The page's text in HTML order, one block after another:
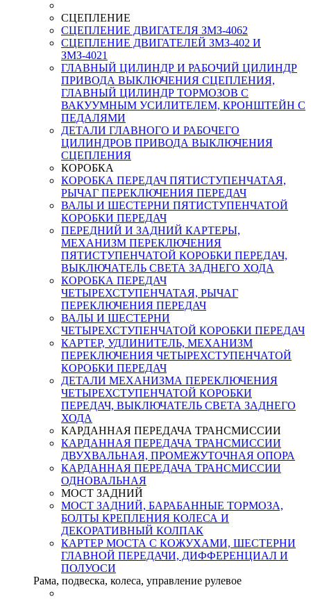
СЦЕПЛЕНИЕ
СЦЕПЛЕНИЕ ДВИГАТЕЛЯ ЗМЗ-4062
СЦЕПЛЕНИЕ ДВИГАТЕЛЕЙ ЗМЗ-402 И
ЗМЗ-4021
ГЛАВНЫЙ ЦИЛИНДР И РАБОЧИЙ ЦИЛИНДР
ПРИВОДА ВЫКЛЮЧЕНИЯ СЦЕПЛЕНИЯ,
ГЛАВНЫЙ ЦИЛИНДР ТОРМОЗОВ С
ВАКУУМНЫМ УСИЛИТЕЛЕМ, КРОНШТЕЙН С
ПЕДАЛЯМИ
ДЕТАЛИ ГЛАВНОГО И РАБОЧЕГО
ЦИЛИНДРОВ ПРИВОДА ВЫКЛЮЧЕНИЯ
СЦЕПЛЕНИЯ
КОРОБКА
КОРОБКА ПЕРЕДАЧ ПЯТИСТУПЕНЧАТАЯ,
РЫЧАГ ПЕРЕКЛЮЧЕНИЯ ПЕРЕДАЧ
ВАЛЫ И ШЕСТЕРНИ ПЯТИСТУПЕНЧАТОЙ
КОРОБКИ ПЕРЕДАЧ
ПЕРЕДНИЙ И ЗАДНИЙ КАРТЕРЫ,
МЕХАНИЗМ ПЕРЕКЛЮЧЕНИЯ
ПЯТИСТУПЕНЧАТОЙ КОРОБКИ ПЕРЕДАЧ,
ВЫКЛЮЧАТЕЛЬ СВЕТА ЗАДНЕГО ХОДА
КОРОБКА ПЕРЕДАЧ
ЧЕТЫРЕХСТУПЕНЧАТАЯ, РЫЧАГ
ПЕРЕКЛЮЧЕНИЯ ПЕРЕДАЧ
ВАЛЫ И ШЕСТЕРНИ
ЧЕТЫРЕХСТУПЕНЧАТОЙ КОРОБКИ ПЕРЕДАЧ
КАРТЕР, УДЛИНИТЕЛЬ, МЕХАНИЗМ
ПЕРЕКЛЮЧЕНИЯ ЧЕТЫРЕХСТУПЕНЧАТОЙ
КОРОБКИ ПЕРЕДАЧ
ДЕТАЛИ МЕХАНИЗМА ПЕРЕКЛЮЧЕНИЯ
ЧЕТЫРЕХСТУПЕНЧАТОЙ КОРОБКИ
ПЕРЕДАЧ, ВЫКЛЮЧАТЕЛЬ СВЕТА ЗАДНЕГО
ХОДА
КАРДАННАЯ ПЕРЕДАЧА ТРАНСМИССИИ
КАРДАННАЯ ПЕРЕДАЧА ТРАНСМИССИИ
ДВУХВАЛЬНАЯ, ПРОМЕЖУТОЧНАЯ ОПОРА
КАРДАННАЯ ПЕРЕДАЧА ТРАНСМИССИИ
ОДНОВАЛЬНАЯ
МОСТ ЗАДНИЙ
МОСТ ЗАДНИЙ, БАРАБАННЫЕ ТОРМОЗА,
БОЛТЫ КРЕПЛЕНИЯ КОЛЕСА И
ДЕКОРАТИВНЫЙ КОЛПАК
КАРТЕР МОСТА С КОЖУХАМИ, ШЕСТЕРНИ
ГЛАВНОЙ ПЕРЕДАЧИ, ДИФФЕРЕНЦИАЛ И
ПОЛУОСИ
Рама, подвеска, колеса, управление рулевое